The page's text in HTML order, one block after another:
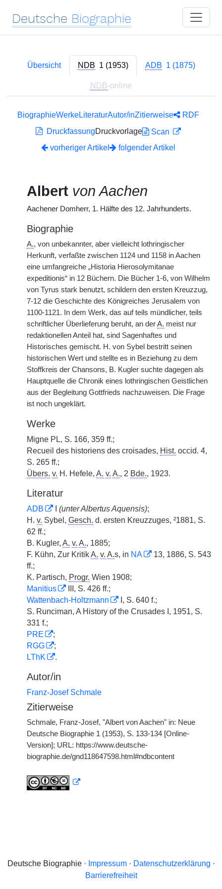
Deutsche Biographie
Übersicht NDB 1 (1953) ADB 1 (1875)
NDB-online
BiographieWerkeLiteraturAutor/inZitierweise
RDF
DruckfassungDruckvorlage
Scan
vorheriger Artikel
folgender Artikel
Albert von Aachen
Aachener Domherr, 1. Hälfte des 12. Jahrhunderts.
Biographie
A., von unbekannter, aber vielleicht lothringischer
Herkunft, verfaßte zwischen 1124 und 1158 in Aachen
eine umfangreiche „Historia Hierosolymitanae
expeditionis“ in 12 Büchern. Die Bücher 1-6, von Wilhelm
von Tyrus stark benutzt, schildern den ersten Kreuzzug,
7-12 die Geschichte des Königreiches Jerusalem von
1100-1121. In dem Werk, das auf teils mündlicher, teils
schriftlicher Überlieferung beruht, an derA. meist nur
redaktionellen Anteil hat, sind Sagenhaftes und
Historisches gemischt. H. von Sybel bestritt seinen
historischen Wert und stellte es in Beziehung zu dem
Stoffkreis der Chansons, B. Kugler suchte dagegen als
Hauptquelle die Chronik eines lothringischen Geistlichen
aus der Begleitung Gottfrieds nachzuweisen. Die Frage
ist noch ungeklärt.
Werke
Migne PL, S. 166, 359 ff.;
Recueil des historiens des croisades, Hist. occid. 4,
S. 265 ff.;
Übers. v. H. Hefele, A. v. A., 2 Bde., 1923.
Literatur
ADB (unter Albertus Aquensis);
H. v. Sybel, Gesch. d. ersten Kreuzzuges, ²1881, S.
62 ff.;
B. Kugler, A. v. A., 1885;
F. Kühn, Zur KritikA. v. A.s, in NA
13, 1886, S. 543
ff.;
K. Partisch, Progr. Wien 1908;
Manitius
III, S. 426 ff.;
Wattenbach-Holtzmann
I, S. 640 f.;
S. Runciman, A History of the Crusades I, 1951, S.
331 f.;
PRE
;
RGG
;
LThK
.
Autor/in
Franz-Josef Schmale
Zitierweise
Schmale, Franz-Josef, "Albert von Aachen" in: Neue
Deutsche Biographie 1 (1953), S. 133-134 [Online-
Version]; URL: https://www.deutsche-
biographie.de/gnd118647598.html#ndbcontent
Deutsche Biographie · Impressum· Datenschutzerklärung ·
Barrierefreiheit